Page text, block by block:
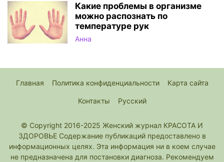
Какие проблемы в организме
можно распознать по
температуре рук
Анна
Главная Политика конфиденциальности Карта сайта
Контакты Русский
© Copyright 2016-2025 Женский журнал КРАСОТА И
ЗДОРОВЬЕ Содержание публикаций предоставлено в
информационных целях. Эта информация ни в коем случае
не предназначена для постановки диагноза. Рекомендуем